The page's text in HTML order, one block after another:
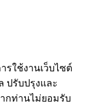
รใช้งานเว็บไซต์
ปรับปรุงและ
กท่านไม่ยอมรับ